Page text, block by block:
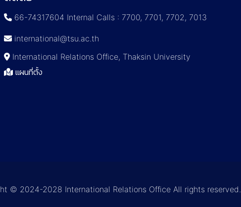
66-74317604 Internal Calls : 7700, 7701, 7702, 7013
international@tsu.ac.th
International Relations Office, Thaksin University
แผนที่ตั้ง
© 2024-2028 International Relations Office All rights reserved.